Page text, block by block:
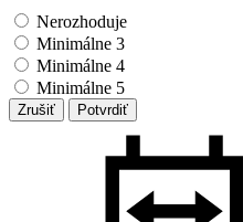
Nerozhoduje
Minimálne 3
Minimálne 4
Minimálne 5
Zrušiť Potvrdiť